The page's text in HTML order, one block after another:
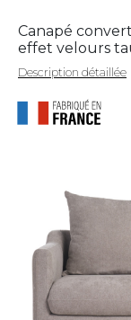
Canapé
effet velours
Description détaillée